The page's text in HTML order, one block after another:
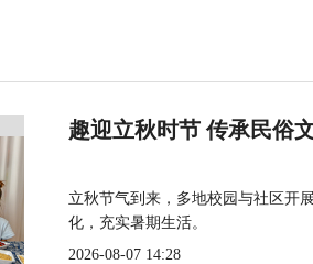
趣迎立秋时节 传承民俗
立秋节气到来，多地校园与社区开
化，充实暑期生活。
2026-08-07 14:28